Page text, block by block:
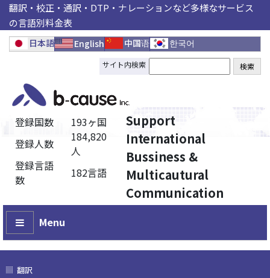
翻訳・校正・通訳・DTP・ナレーションなど多様なサービス
の言語別料金表